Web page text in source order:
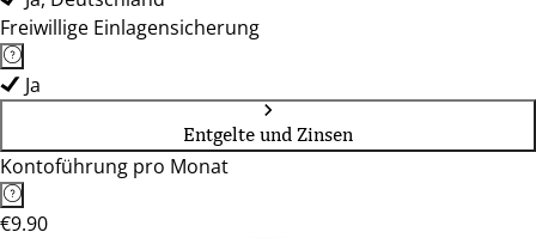
Freiwillige Einlagensicherung
Ja
Entgelte und Zinsen
Kontoführung pro Monat
€9.90